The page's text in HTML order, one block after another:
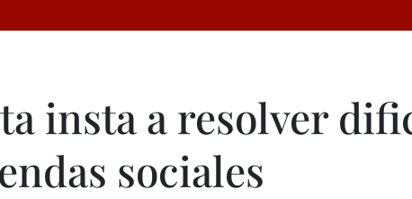
insta a resolver
sociales